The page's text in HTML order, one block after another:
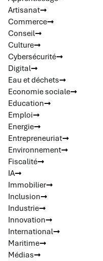
Artisanat
Commerce
Conseil
Culture
Cybersécurité
Digital
Eau et déchets
Economie sociale
Education
Emploi
Energie
Entrepreneuriat
Environnement
Fiscalité
IA
Immobilier
Inclusion
Industrie
Innovation
International
Maritime
Médias